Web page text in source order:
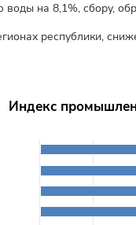
на 8,1%, сбору,
республики,
+, снижение –
18.3.